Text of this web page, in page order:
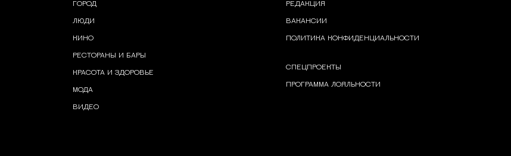
ГОРОД
ЛЮДИ
КИНО
РЕСТОРАНЫ И БАРЫ
КРАСОТА И ЗДОРОВЬЕ
МОДА
ВИДЕО
РЕДАКЦИЯ
ВАКАНСИИ
ПОЛИТИКА КОНФИДЕНЦИАЛЬНОСТИ
СПЕЦПРОЕКТЫ
ПРОГРАММА ЛОЯЛЬНОСТИ